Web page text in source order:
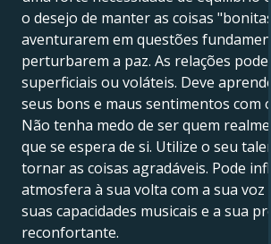
o desejo de manter as coisas
aventurarem em questões
perturbarem a paz. As relações
superficiais ou voláteis. Deve
seus bons e maus sentimentos com
Não tenha medo de ser quem
que se espera de si. Utilize o seu
tornar as coisas agradáveis. Pode
atmosfera à sua volta com a sua voz
suas capacidades musicais e a sua
reconfortante.